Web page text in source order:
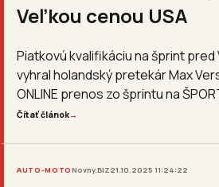
Veľkou cenou USA
Piatkovú kvalifikáciu na šprint
vyhral holandský pretekár Max
ONLINE prenos zo šprintu na
Čítať článok→
AUTO-MOTONovny.BIZ21.10.2025 11:24:22